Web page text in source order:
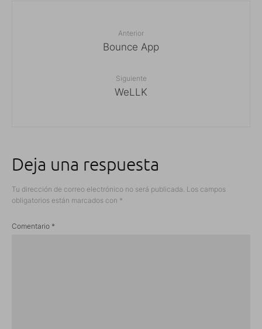
Anterior
Bounce App
Siguiente
WeLLK
Deja una respuesta
Tu dirección de correo electrónico no será publicada. Los campos
obligatorios están marcados con *
Comentario *